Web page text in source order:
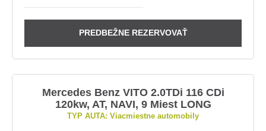
PREDBEŽNE REZERVOVAŤ
Mercedes Benz VITO 2.0TDi 116 CDi
120kw, AT, NAVI, 9 Miest LONG
TYP AUTA: Viacmiestne automobily